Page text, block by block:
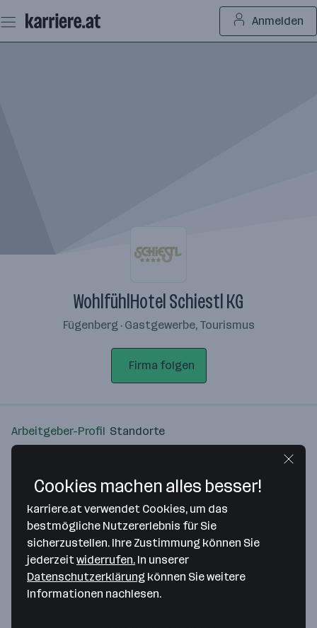
Seiteninhalt
springen
Anmelden
WohlfühlHotel Schiestl KG
Fügenberg · Gastgewerbe, Tourismus
Firma folgen
Arbeitgeber-Profil Standorte
Bitte stimme unseren Cookie-
Richtlinien zu, um diese Karte
anzuzeigen.
Cookies machen alles besser!
karriere.at verwendet Cookies, um das
bestmögliche Nutzererlebnis für Sie
sicherzustellen. Ihre Zustimmung können Sie
jederzeitwiderrufen. In unserer
Datenschutzerklärung können Sie weitere
Informationen nachlesen.